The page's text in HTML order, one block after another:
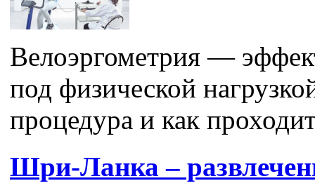
Велоэргометрия —
под физической
процедура и как
Шри-Ланка –